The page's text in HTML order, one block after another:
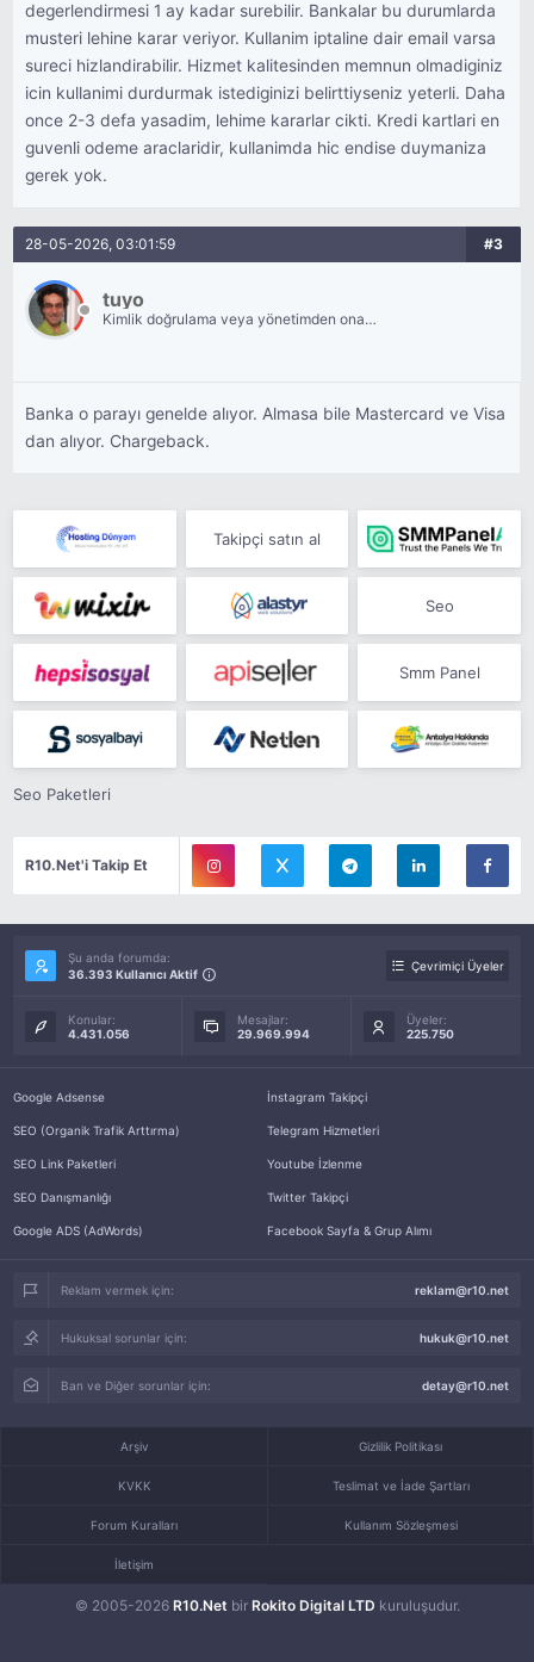
degerlendirmesi 1 ay kadar surebilir. Bankalar bu durumlarda
musteri lehine karar veriyor. Kullanim iptaline dair email varsa
sureci hizlandirabilir. Hizmet kalitesinden memnun olmadiginiz
icin kullanimi durdurmak istediginizi belirttiyseniz yeterli. Daha
once 2-3 defa yasadim, lehime kararlar cikti. Kredi kartlari en
guvenli odeme araclaridir, kullanimda hic endise duymaniza
gerek yok.
28-05-2026, 03:01:59 #3
tuyo
Kimlik doğrulama veya yönetimden onay
Banka o parayı genelde alıyor. Almasa bile Mastercard ve Visa
dan alıyor. Chargeback.
Takipçi satın al
Seo
Smm Panel
Seo Paketleri
R10.Net'i Takip Et
Şu anda forumda:
36.393 Kullanıcı Aktif
Çevrimiçi Üyeler
Konular:
4.431.056
Mesajlar:
29.969.994
Üyeler:
225.750
Google Adsense
SEO (Organik Trafik Arttırma)
SEO Link Paketleri
SEO Danışmanlığı
Google ADS (AdWords)
İnstagram Takipçi
Telegram Hizmetleri
Youtube İzlenme
Twitter Takipçi
Facebook Sayfa & Grup Alımı
Reklam vermek için: reklam@r10.net
Hukuksal sorunlar için: hukuk@r10.net
Ban ve Diğer sorunlar için: detay@r10.net
© 2005-2026 R10.Net bir Rokito Digital LTD kuruluşudur.
Arşiv Gizlilik Politikası
KVKK Teslimat ve İade Şartları
Forum Kuralları Kullanım Sözleşmesi
İletişim